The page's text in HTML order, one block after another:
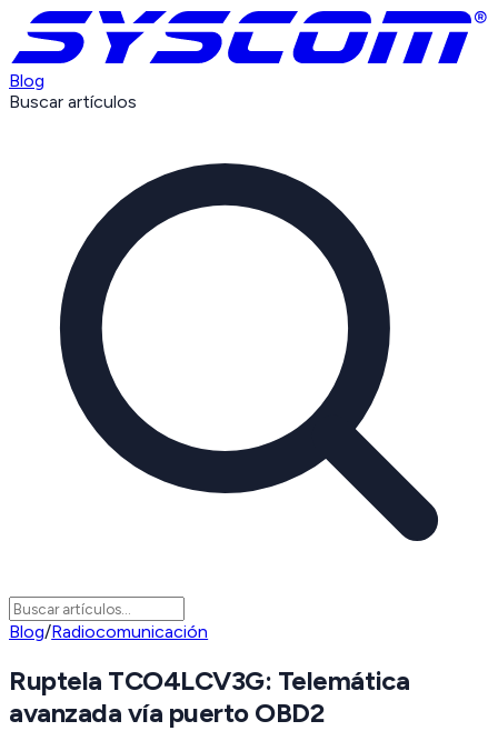
Blog
Buscar artículos
Blog/Radiocomunicación
Ruptela TCO4LCV3G: Telemática
avanzada vía puerto OBD2